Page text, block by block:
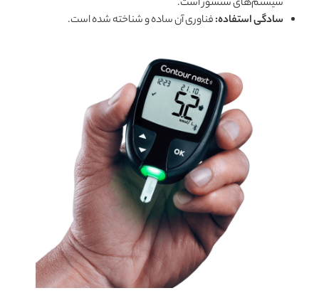
سیستم‌های سنسور است.
سادگی استفاده:فناوری آن ساده و شناخته شده است.